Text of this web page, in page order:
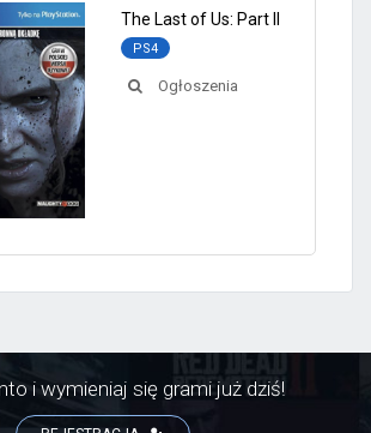
The Last of Us: Part II
PS4
Ogłoszenia
i wymieniaj się grami już dziś!